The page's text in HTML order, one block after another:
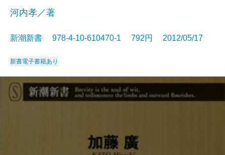
河内孝／著
新潮新書 978-4-10-610470-1 792円 2012/05/17
新書電子書籍あり